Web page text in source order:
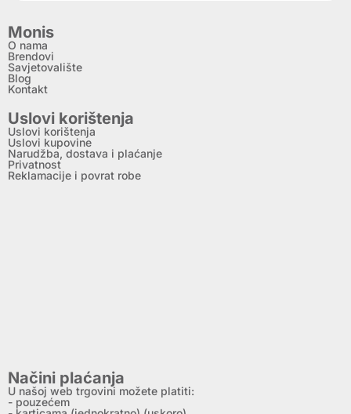
Monis
O nama
Brendovi
Savjetovalište
Blog
Kontakt
Uslovi korištenja
Uslovi korištenja
Uslovi kupovine
Narudžba, dostava i plaćanje
Privatnost
Reklamacije i povrat robe
Načini plaćanja
U našoj web trgovini možete platiti:
- pouzećem